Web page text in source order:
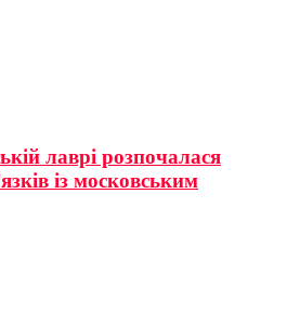
лаврі розпочалася
із московським